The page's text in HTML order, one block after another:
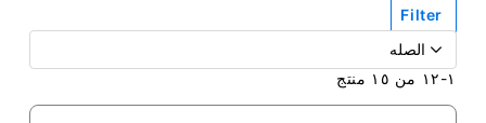
Filter
١-١٢ من ١٥ منتج